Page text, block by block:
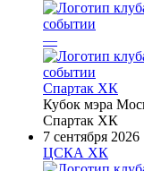
—
Спартак ХК
Кубок мэра
Спартак ХК
7 сентября 2026
ЦСКА ХК